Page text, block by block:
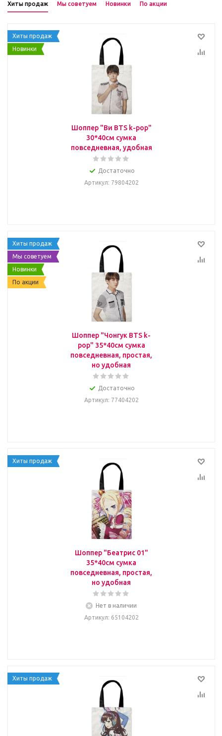
Хиты продаж Мы советуем Новинки По акции
Хиты продаж
Новинки
Шоппер "Ви BTS k-pop"
30*40см сумка
повседневная, удобная
Достаточно
Артикул: 79804202
Хиты продаж
Мы советуем
Новинки
По акции
Шоппер "Чонгук BTS k-
pop" 35*40см сумка
повседневная, простая,
но удобная
Достаточно
Артикул: 77404202
Хиты продаж
Шоппер "Беатрис 01"
35*40см сумка
повседневная, простая,
но удобная
Нет в наличии
Артикул: 65104202
Хиты продаж